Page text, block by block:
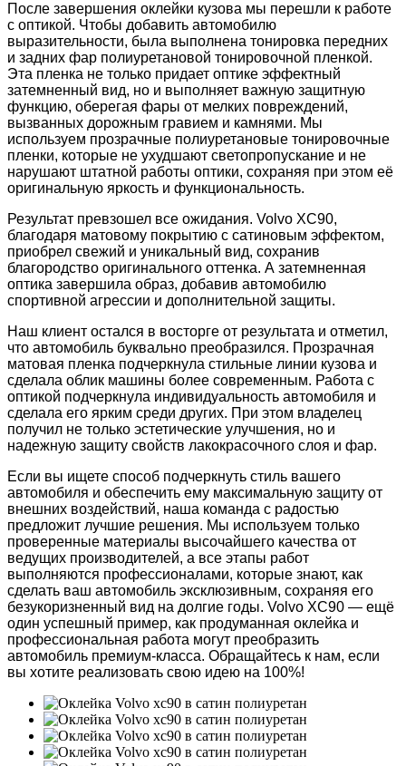
После завершения оклейки кузова мы перешли к работе
с оптикой. Чтобы добавить автомобилю
выразительности, была выполнена тонировка передних
и задних фар полиуретановой тонировочной пленкой.
Эта пленка не только придает оптике эффектный
затемненный вид, но и выполняет важную защитную
функцию, оберегая фары от мелких повреждений,
вызванных дорожным гравием и камнями. Мы
используем прозрачные полиуретановые тонировочные
пленки, которые не ухудшают светопропускание и не
нарушают штатной работы оптики, сохраняя при этом её
оригинальную яркость и функциональность.
Результат превзошел все ожидания. Volvo XC90,
благодаря матовому покрытию с сатиновым эффектом,
приобрел свежий и уникальный вид, сохранив
благородство оригинального оттенка. А затемненная
оптика завершила образ, добавив автомобилю
спортивной агрессии и дополнительной защиты.
Наш клиент остался в восторге от результата и отметил,
что автомобиль буквально преобразился. Прозрачная
матовая пленка подчеркнула стильные линии кузова и
сделала облик машины более современным. Работа с
оптикой подчеркнула индивидуальность автомобиля и
сделала его ярким среди других. При этом владелец
получил не только эстетические улучшения, но и
надежную защиту свойств лакокрасочного слоя и фар.
Если вы ищете способ подчеркнуть стиль вашего
автомобиля и обеспечить ему максимальную защиту от
внешних воздействий, наша команда с радостью
предложит лучшие решения. Мы используем только
проверенные материалы высочайшего качества от
ведущих производителей, а все этапы работ
выполняются профессионалами, которые знают, как
сделать ваш автомобиль эксклюзивным, сохраняя его
безукоризненный вид на долгие годы. Volvo XC90 — ещё
один успешный пример, как продуманная оклейка и
профессиональная работа могут преобразить
автомобиль премиум-класса. Обращайтесь к нам, если
вы хотите реализовать свою идею на 100%!